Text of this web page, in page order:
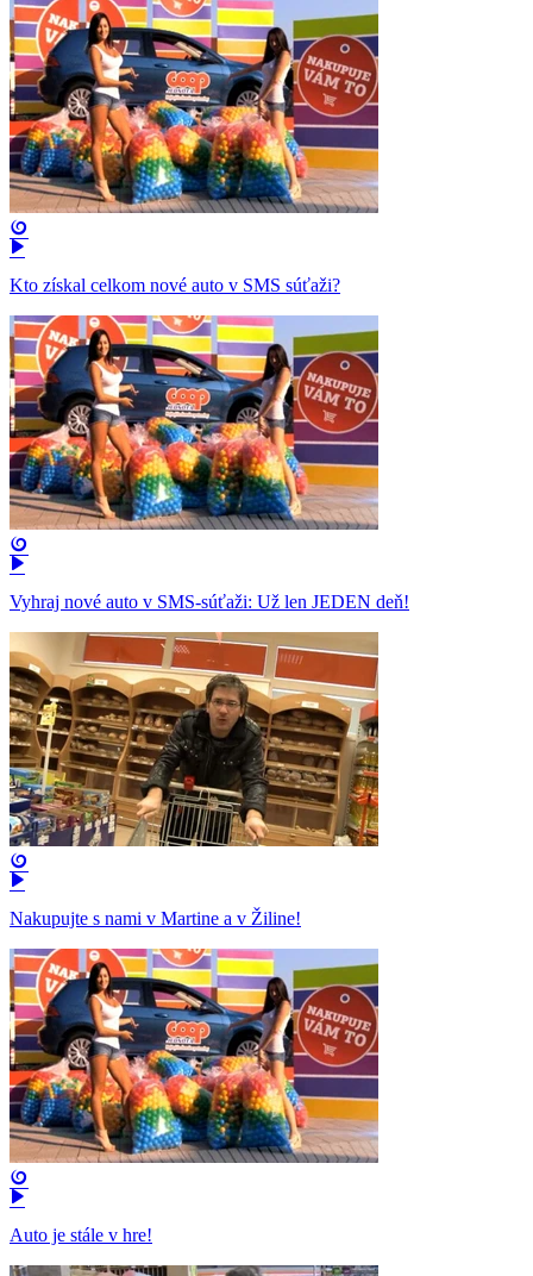
Kto získal celkom nové auto v SMS súťaži?
Vyhraj nové auto v SMS-súťaži: Už len JEDEN deň!
Nakupujte s nami v Martine a v Žiline!
Auto je stále v hre!